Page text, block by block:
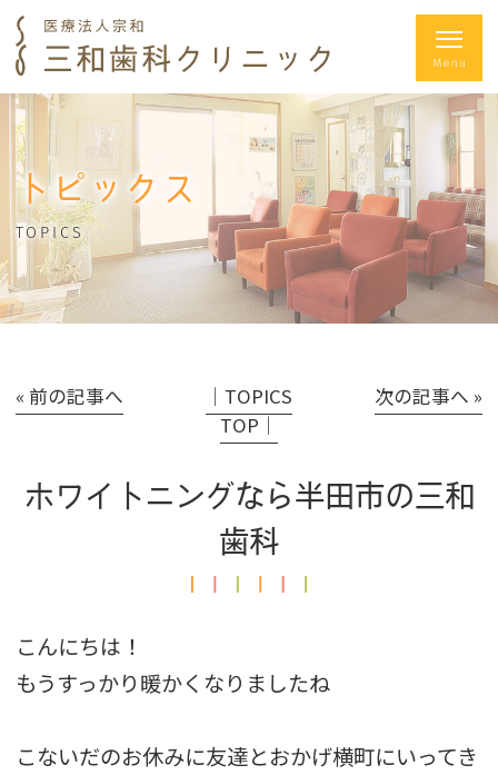
トピックス
TOPICS
« 前の記事へ
│TOPICS
TOP│
次の記事へ »
ホワイトニングなら半田市の三和
歯科
こんにちは！
もうすっかり暖かくなりましたね
こないだのお休みに友達とおかげ横町にいってき